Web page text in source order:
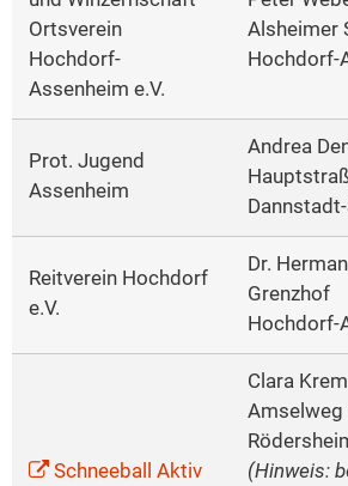
Ortsverein
Hochdorf-
Assenheim e.V.
Alsheimer
Hochdorf-
Prot. Jugend
Assenheim
Andrea
Reitverein Hochdorf
e.V.
Dr.
Grenzhof
Hochdorf-
Schneeball Aktiv
Clara
Amselweg
(Hinweis: